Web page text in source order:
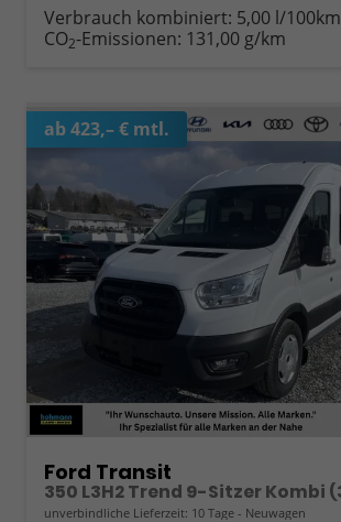
Verbrauch kombiniert: 5,00 l/100km
CO2-Emissionen: 131,00 g/km
ab 423,– € mtl.
Ford Transit
unverbindliche Lieferzeit: 10 Tage Neuwagen